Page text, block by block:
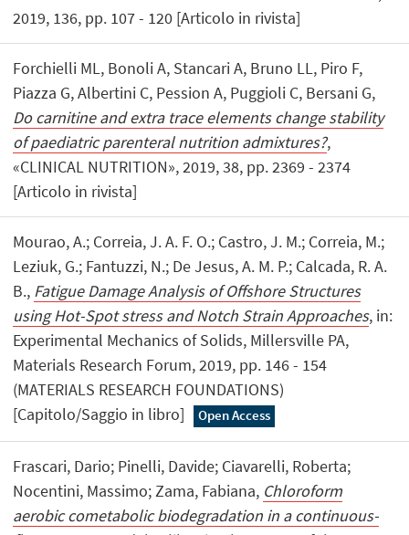
2019, 136, pp. 107 - 120 [Articolo in rivista]
Forchielli ML, Bonoli A, Stancari A, Bruno LL, Piro F,
Piazza G, Albertini C, Pession A, Puggioli C, Bersani G,
Do carnitine and extra trace elements change stability
of paediatric parenteral nutrition admixtures?,
«CLINICAL NUTRITION», 2019, 38, pp. 2369 - 2374
[Articolo in rivista]
Mourao, A.; Correia, J. A. F. O.; Castro, J. M.; Correia, M.;
Leziuk, G.; Fantuzzi, N.; De Jesus, A. M. P.; Calcada, R. A.
B., Fatigue Damage Analysis of Offshore Structures
using Hot-Spot stress and Notch Strain Approaches, in:
Experimental Mechanics of Solids, Millersville PA,
Materials Research Forum, 2019, pp. 146 - 154
(MATERIALS RESEARCH FOUNDATIONS)
[Capitolo/Saggio in libro]
Open Access
Frascari, Dario; Pinelli, Davide; Ciavarelli, Roberta;
Nocentini, Massimo; Zama, Fabiana, Chloroform
aerobic cometabolic biodegradation in a continuous-